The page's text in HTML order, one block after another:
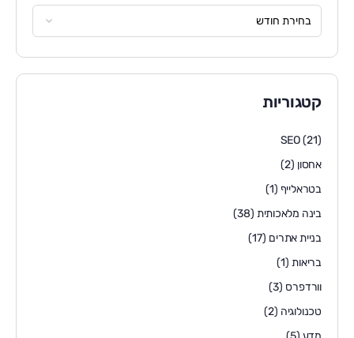
קטגוריות
SEO(21)
אחסון (2)
בטראלייף (1)
בינה מלאכותית (38)
בניית אתרים (17)
בריאות(1)
וורדפרס (3)
טכנולוגיה (2)